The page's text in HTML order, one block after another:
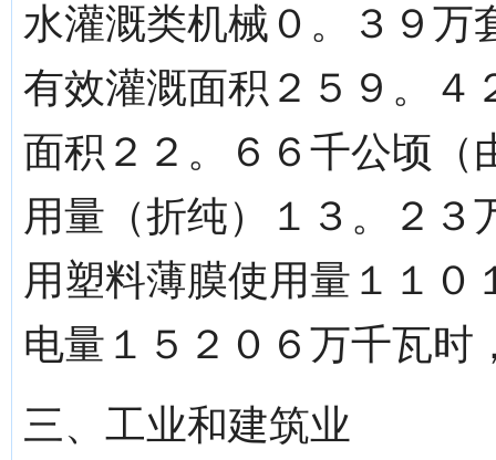
水灌溉类机械０。３９万
有效灌溉面积２５９。４
面积２２。６６千公顷（
用量（折纯）１３。２３
用塑料薄膜使用量１１０
电量１５２０６万千瓦时
三、工业和建筑业